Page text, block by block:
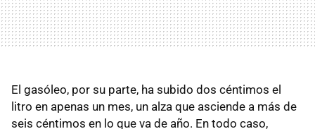
El gasóleo, por su parte, ha subido dos céntimos el
litro en apenas un mes, un alza que asciende a más de
seis céntimos en lo que va de año. En todo caso,